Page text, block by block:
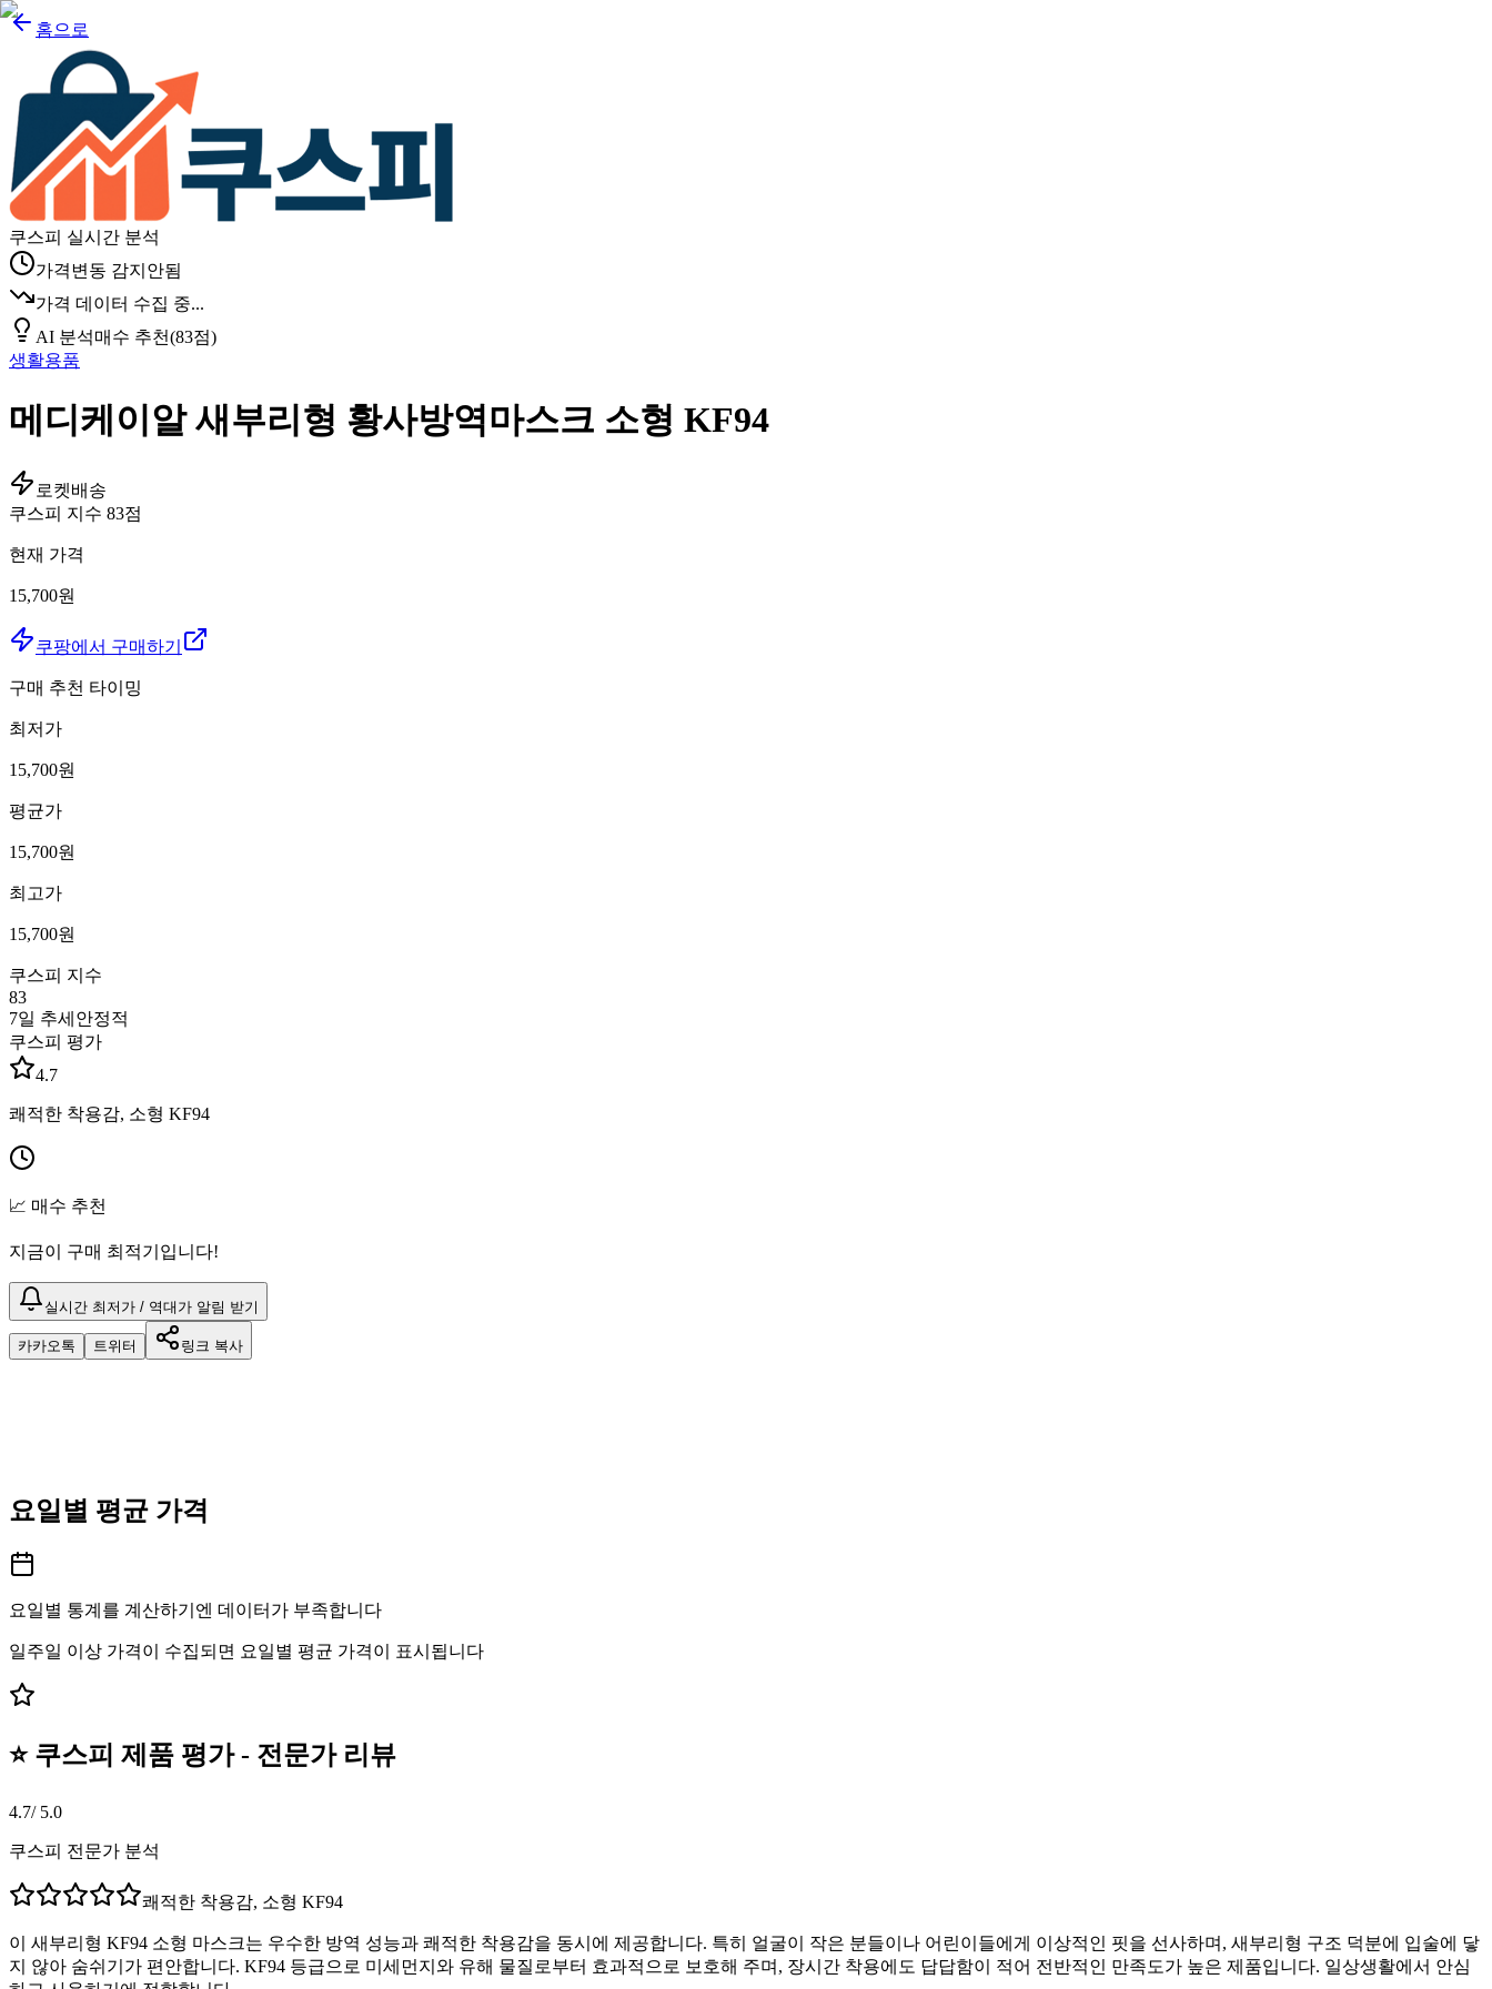
홈으로
쿠스피 실시간 분석
가격변동 감지안됨
가격 데이터 수집 중...
AI 분석매수 추천(83점)
생활용품
메디케이알 새부리형 황사방역마스크 소형 KF94
로켓배송
쿠스피 지수 83점
현재 가격
15,700원
쿠팡에서 구매하기
구매 추천 타이밍
최저가
15,700원
평균가
15,700원
최고가
15,700원
쿠스피 지수
83
7일 추세 안정적
쿠스피 평가
4.7
쾌적한 착용감, 소형 KF94
📈 매수 추천
지금이 구매 최적기입니다!
실시간 최저가 / 역대가 알림 받기
카카오톡 트위터 링크 복사
요일별 평균 가격
요일별 통계를 계산하기엔 데이터가 부족합니다
일주일 이상 가격이 수집되면 요일별 평균 가격이 표시됩니다
⭐ 쿠스피 제품 평가 - 전문가 리뷰
4.7/ 5.0
쿠스피 전문가 분석
쾌적한 착용감, 소형 KF94
이 새부리형 KF94 소형 마스크는 우수한 방역 성능과 쾌적한 착용감을 동시에 제공합니다. 특히 얼굴이 작은 분들이나 어린이들에게 이상적인 핏을 선사하며, 새부리형 구조 덕분에 입술에 닿
지 않아 숨쉬기가 편안합니다. KF94 등급으로 미세먼지와 유해 물질로부터 효과적으로 보호해 주며, 장시간 착용에도 답답함이 적어 전반적인 만족도가 높은 제품입니다. 일상생활에서 안심